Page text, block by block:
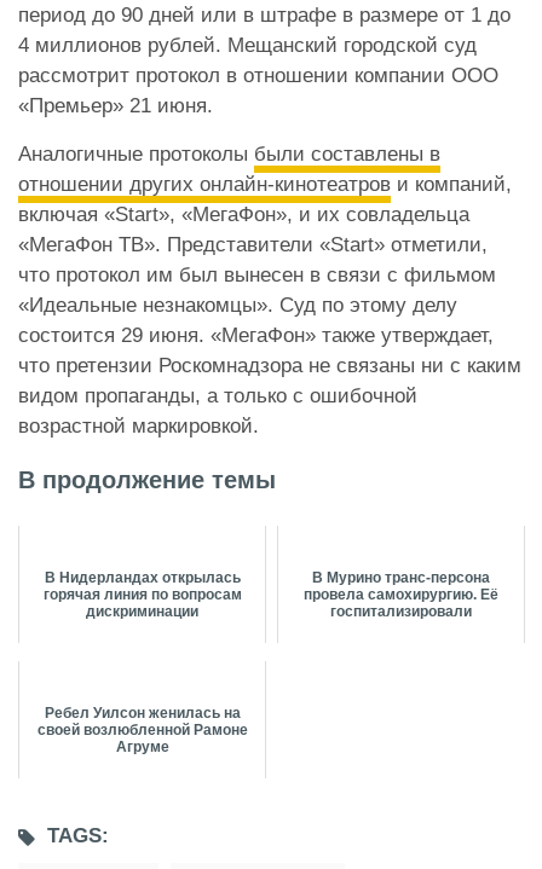
период до 90 дней или в штрафе в размере от 1 до
4 миллионов рублей. Мещанский городской суд
рассмотрит протокол в отношении компании ООО
«Премьер» 21 июня.
Аналогичные протоколы были составлены в
отношении других онлайн-кинотеатров и компаний,
включая «Start», «МегаФон», и их совладельца
«МегаФон ТВ». Представители «Start» отметили,
что протокол им был вынесен в связи с фильмом
«Идеальные незнакомцы». Суд по этому делу
состоится 29 июня. «МегаФон» также утверждает,
что претензии Роскомнадзора не связаны ни с каким
видом пропаганды, а только с ошибочной
возрастной маркировкой.
В продолжение темы
В Нидерландах открылась
горячая линия по вопросам
дискриминации
В Мурино транс-персона
провела самохирургию. Её
госпитализировали
Ребел Уилсон женилась на
своей возлюбленной Рамоне
Агруме
TAGS: